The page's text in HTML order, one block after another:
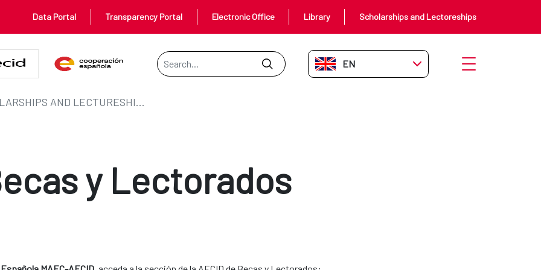
Data Portal Transparency Portal Electronic Office Library Scholarships and Lectoreships
Search Bar
EN-GB Open menu
SCHOLARSHIPS AND LECTURESHIPS
y Lectorados